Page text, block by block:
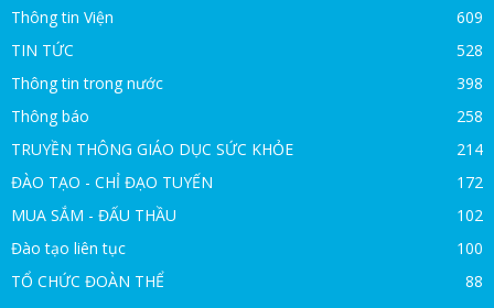
Thông tin Viện
609
TIN TỨC
528
Thông tin trong nước
398
Thông báo
258
TRUYỀN THÔNG GIÁO DỤC SỨC KHỎE
214
ĐÀO TẠO - CHỈ ĐẠO TUYẾN
172
MUA SẮM - ĐẤU THẦU
102
Đào tạo liên tục
100
TỔ CHỨC ĐOÀN THỂ
88